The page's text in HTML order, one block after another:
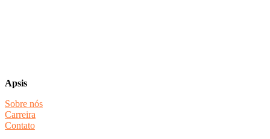
Apsis
Sobre nós
Carreira
Contato